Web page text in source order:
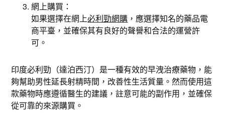
網上購買：
如果選擇在網上必利勁網購 ，應選擇知名的藥品電
商平臺，並確保其有良好的聲譽和合法的運營許
可。
印度必利勁（達泊西汀）是一種有效的早洩治療藥物，能
夠幫助男性延長射精時間，改善性生活質量。然而使用這
款藥物時應遵循醫生的建議，註意可能的副作用，並確保
從可靠的來源購買。